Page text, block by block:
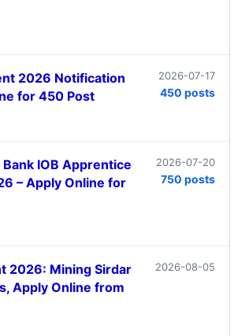
2026 Notification
for 450 Post
2026-07-17
450 posts
IOB Apprentice
– Apply Online for
2026-07-20
750 posts
2026: Mining Sirdar
Apply Online from
2026-08-05